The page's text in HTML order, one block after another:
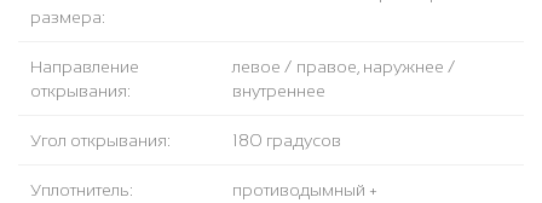
размера:
Направление
открывания:
левое / правое, наружнее /
внутреннее
Угол открывания: 180 градусов
Уплотнитель:
противодымный +